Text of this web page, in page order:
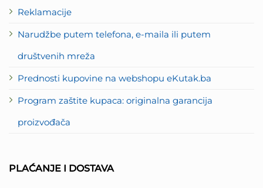
Reklamacije
Narudžbe putem telefona, e-maila ili putem
društvenih mreža
Prednosti kupovine na webshopu eKutak.ba
Program zaštite kupaca: originalna garancija
proizvođača
PLAĆANJE I DOSTAVA